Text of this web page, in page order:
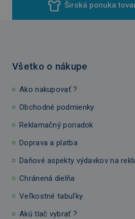
Široká ponuka
Všetko o nákupe
Ako nakupovať ?
Obchodné podmienky
Reklamačný poriadok
Doprava a platba
Daňové aspekty výdavkov na
Chránená dielňa
Veľkostné tabuľky
Akú tlač vybrať ?